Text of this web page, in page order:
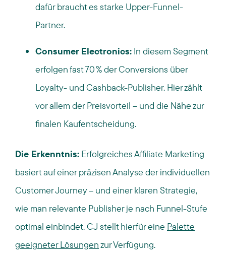
dafür braucht es starke Upper-Funnel-
Partner.
Consumer Electronics: In diesem Segment
erfolgen fast 70 % der Conversions über
Loyalty- und Cashback-Publisher. Hier zählt
vor allem der Preisvorteil – und die Nähe zur
finalen Kaufentscheidung.
Die Erkenntnis: Erfolgreiches Affiliate Marketing
basiert auf einer präzisen Analyse der individuellen
Customer Journey – und einer klaren Strategie,
wie man relevante Publisher je nach Funnel-Stufe
optimal einbindet. CJ stellt hierfür eine Palette
geeigneter Lösungenzur Verfügung.